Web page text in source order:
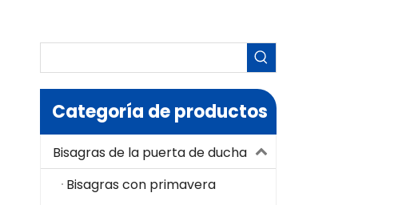
Categoría de productos
Bisagras de la puerta de ducha
Bisagras con primavera